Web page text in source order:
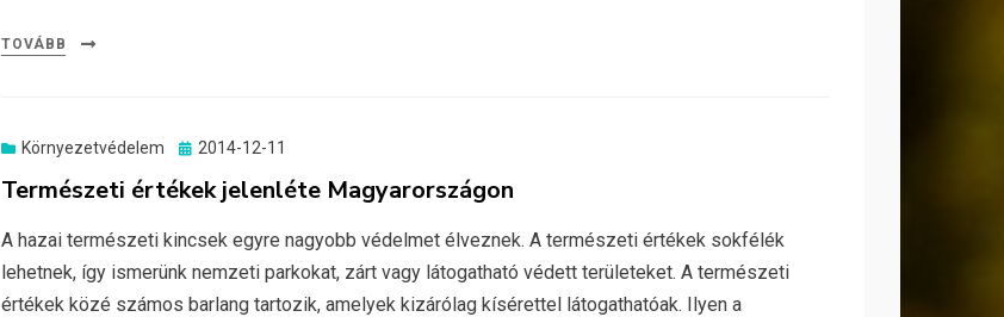
TOVÁBB
Környezetvédelem
Posted
2014-12-11
Természeti értékek jelenléte Magyarországon
A hazai természeti kincsek egyre nagyobb védelmet élveznek. A természeti értékek sokfélék
lehetnek, így ismerünk nemzeti parkokat, zárt vagy látogatható védett területeket. A természeti
értékek közé számos barlang tartozik, amelyek kizárólag kísérettel látogathatóak. Ilyen a